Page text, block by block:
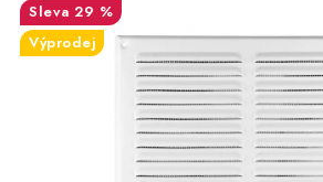
ÚPRAVA VZDUCHU
ODVLHČOVAČE
29 %
Výprodej